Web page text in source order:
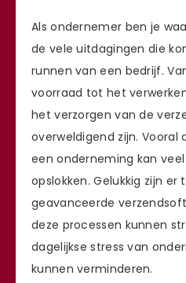
Als ondernemer ben je
de vele uitdagingen die
runnen van een bedrijf.
voorraad tot het
het verzorgen van de
overweldigend zijn. Vooral
een onderneming kan
opslokken. Gelukkig zijn er
geavanceerde
deze processen kunnen
dagelijkse stress van
kunnen verminderen.